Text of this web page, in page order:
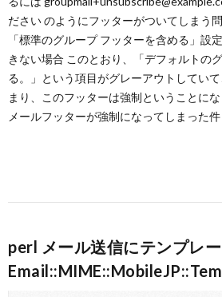
ださい のようにフッターがついてしまう
「標準のグループ フッターを含める」設
きない場合 このとおり、「デフォルトの
る。」という項目がグレーアウトしてい
まり、このフッターは強制ということに
メールフッターが強制になってしまった
perl メール送信にテンプレ